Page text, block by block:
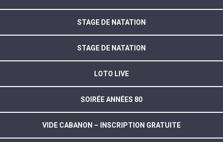
STAGE DE NATATION
STAGE DE NATATION
LOTO LIVE
SOIRÉE ANNÉES 80
VIDE CABANON – INSCRIPTION GRATUITE